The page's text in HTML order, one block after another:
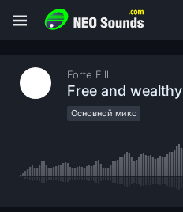
Forte Fill
Free and wealthy
Основной микс